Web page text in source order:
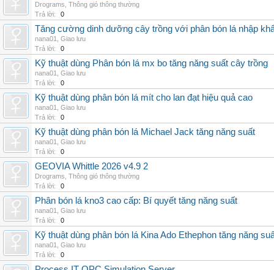
Drograms Thông gió thông thường
Trả lời:
0
Tăng cường dinh dưỡng cây trồng với phân bón lá nhập
nana01
Giao lưu
Trả lời:
0
Kỹ thuật dùng Phân bón lá mx bo tăng năng suất cây trồng
nana01
Giao lưu
Trả lời:
0
Kỹ thuật dùng phân bón lá mít cho lan đạt hiệu quả cao
nana01
Giao lưu
Trả lời:
0
Kỹ thuật dùng phân bón lá Michael Jack tăng năng suất
nana01
Giao lưu
Trả lời:
0
GEOVIA Whittle 2026 v4.9 2
Drograms Thông gió thông thường
Trả lời:
0
Phân bón lá kno3 cao cấp: Bí quyết tăng năng suất
nana01
Giao lưu
Trả lời:
0
Kỹ thuật dùng phân bón lá Kina Ado Ethephon tăng năng
nana01
Giao lưu
Trả lời:
0